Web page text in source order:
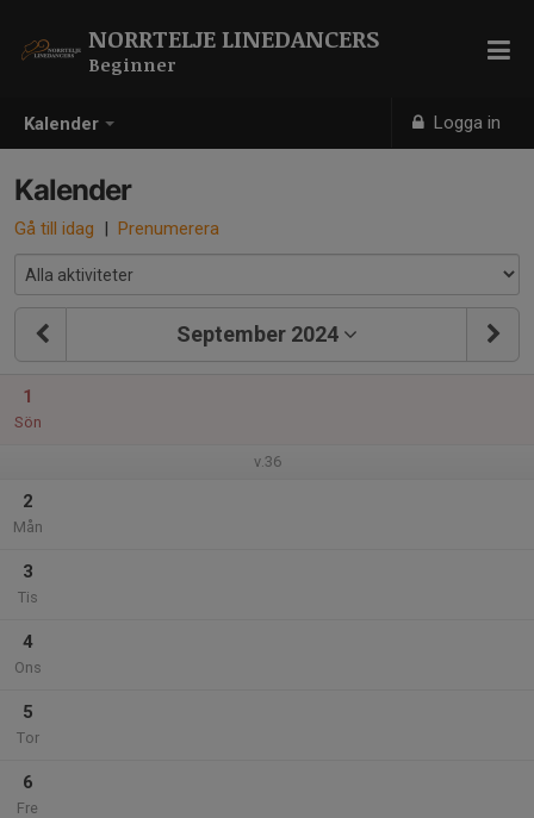
Kalender Logga in
NORRTELJE LINEDANCERS
Beginner
Kalender
Gå till idag | Prenumerera
September 2024
1
Sön
v.36
2
Mån
3
Tis
4
Ons
5
Tor
6
Fre